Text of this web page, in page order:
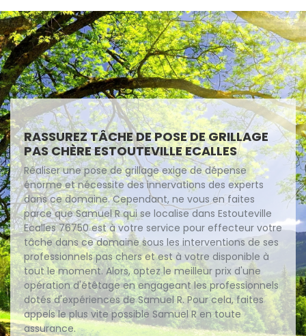
RASSUREZ TÂCHE DE POSE DE GRILLAGE
PAS CHÈRE ESTOUTEVILLE ECALLES
Réaliser une pose de grillage exige de dépense
énorme et nécessite des innervations des experts
dans ce domaine. Cependant, ne vous en faites
parce que Samuel R qui se localise dans Estouteville
Ecalles 76750 est à votre service pour effecteur votre
tâche dans ce domaine sous les interventions de ses
professionnels pas chers et est à votre disponible à
tout le moment. Alors, optez le meilleur prix d'une
opération d'étêtage en engageant les professionnels
dotés d'expériences de Samuel R. Pour cela, faites
appels le plus vite possible Samuel R en toute
assurance.